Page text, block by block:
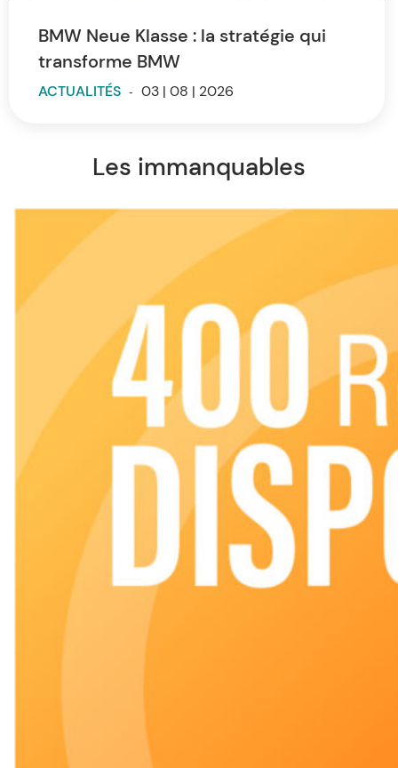
BMW Neue Klasse : la stratégie qui
transforme BMW
ACTUALITÉS - 03 | 08 | 2026
Les immanquables